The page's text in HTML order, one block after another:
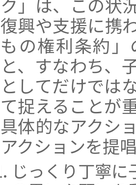
復興や支援に携
もの権利条約
と、すなわち、
としてだけでは
て捉えることが
具体的なアクシ
アクションを提
じっくり丁寧